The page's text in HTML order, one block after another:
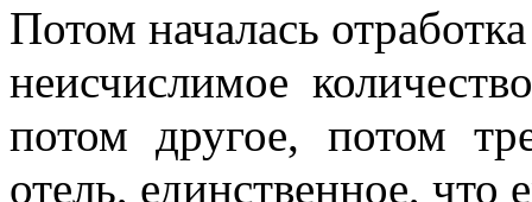
Потом началась
неисчислимое
потом другое, потом
отель, единственное, что